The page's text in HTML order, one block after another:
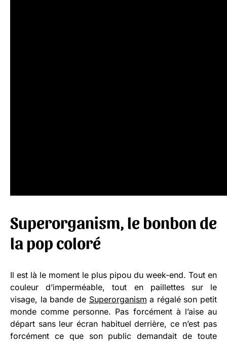
Superorganism, le bonbon de
la pop coloré
Il est là le moment le plus pipou du week-end. Tout en
couleur d’imperméable, tout en paillettes sur le
visage, la bande de Superorganism a régalé son petit
monde comme personne. Pas forcément à l’aise au
départ sans leur écran habituel derrière, ce n’est pas
forcément ce que son public demandait de toute